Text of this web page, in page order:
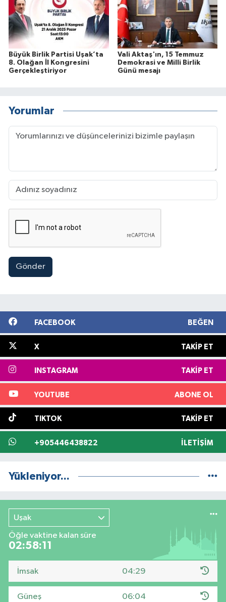
Büyük Birlik Partisi Uşak’ta
8. Olağan İl Kongresini
Gerçekleştiriyor
Vali Aktaş'ın, 15 Temmuz
Demokrasi ve Milli Birlik
Günü mesajı
Yorumlar
Gönder
FACEBOOK BEĞEN
X TAKIP ET
INSTAGRAM TAKIP ET
YOUTUBE ABONE OL
TIKTOK TAKIP ET
+905446438822 İLETIŞIM
Yükleniyor...
Uşak
Öğle vaktine kalan süre
02:58:10
İmsak 04:29
Güneş 06:04